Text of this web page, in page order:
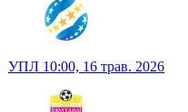
УПЛ 10:00, 16 трав. 2026